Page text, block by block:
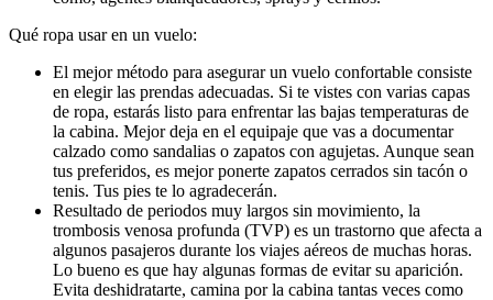
Qué ropa usar en un vuelo:
El mejor método para asegurar un vuelo confortable consiste
en elegir las prendas adecuadas. Si te vistes con varias capas
de ropa, estarás listo para enfrentar las bajas temperaturas de
la cabina. Mejor deja en el equipaje que vas a documentar
calzado como sandalias o zapatos con agujetas. Aunque sean
tus preferidos, es mejor ponerte zapatos cerrados sin tacón o
tenis. Tus pies te lo agradecerán.
Resultado de periodos muy largos sin movimiento, la
trombosis venosa profunda (TVP) es un trastorno que afecta a
algunos pasajeros durante los viajes aéreos de muchas horas.
Lo bueno es que hay algunas formas de evitar su aparición.
Evita deshidratarte, camina por la cabina tantas veces como